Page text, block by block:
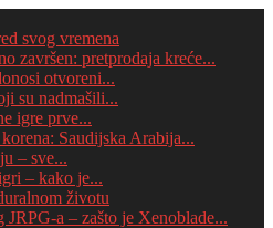
svog vremena
završen: pretprodaja kreće...
otvoreni...
su nadmašili...
igre prve...
Saudijska Arabija...
– sve...
– kako je...
životu
a – zašto je Xenoblade...